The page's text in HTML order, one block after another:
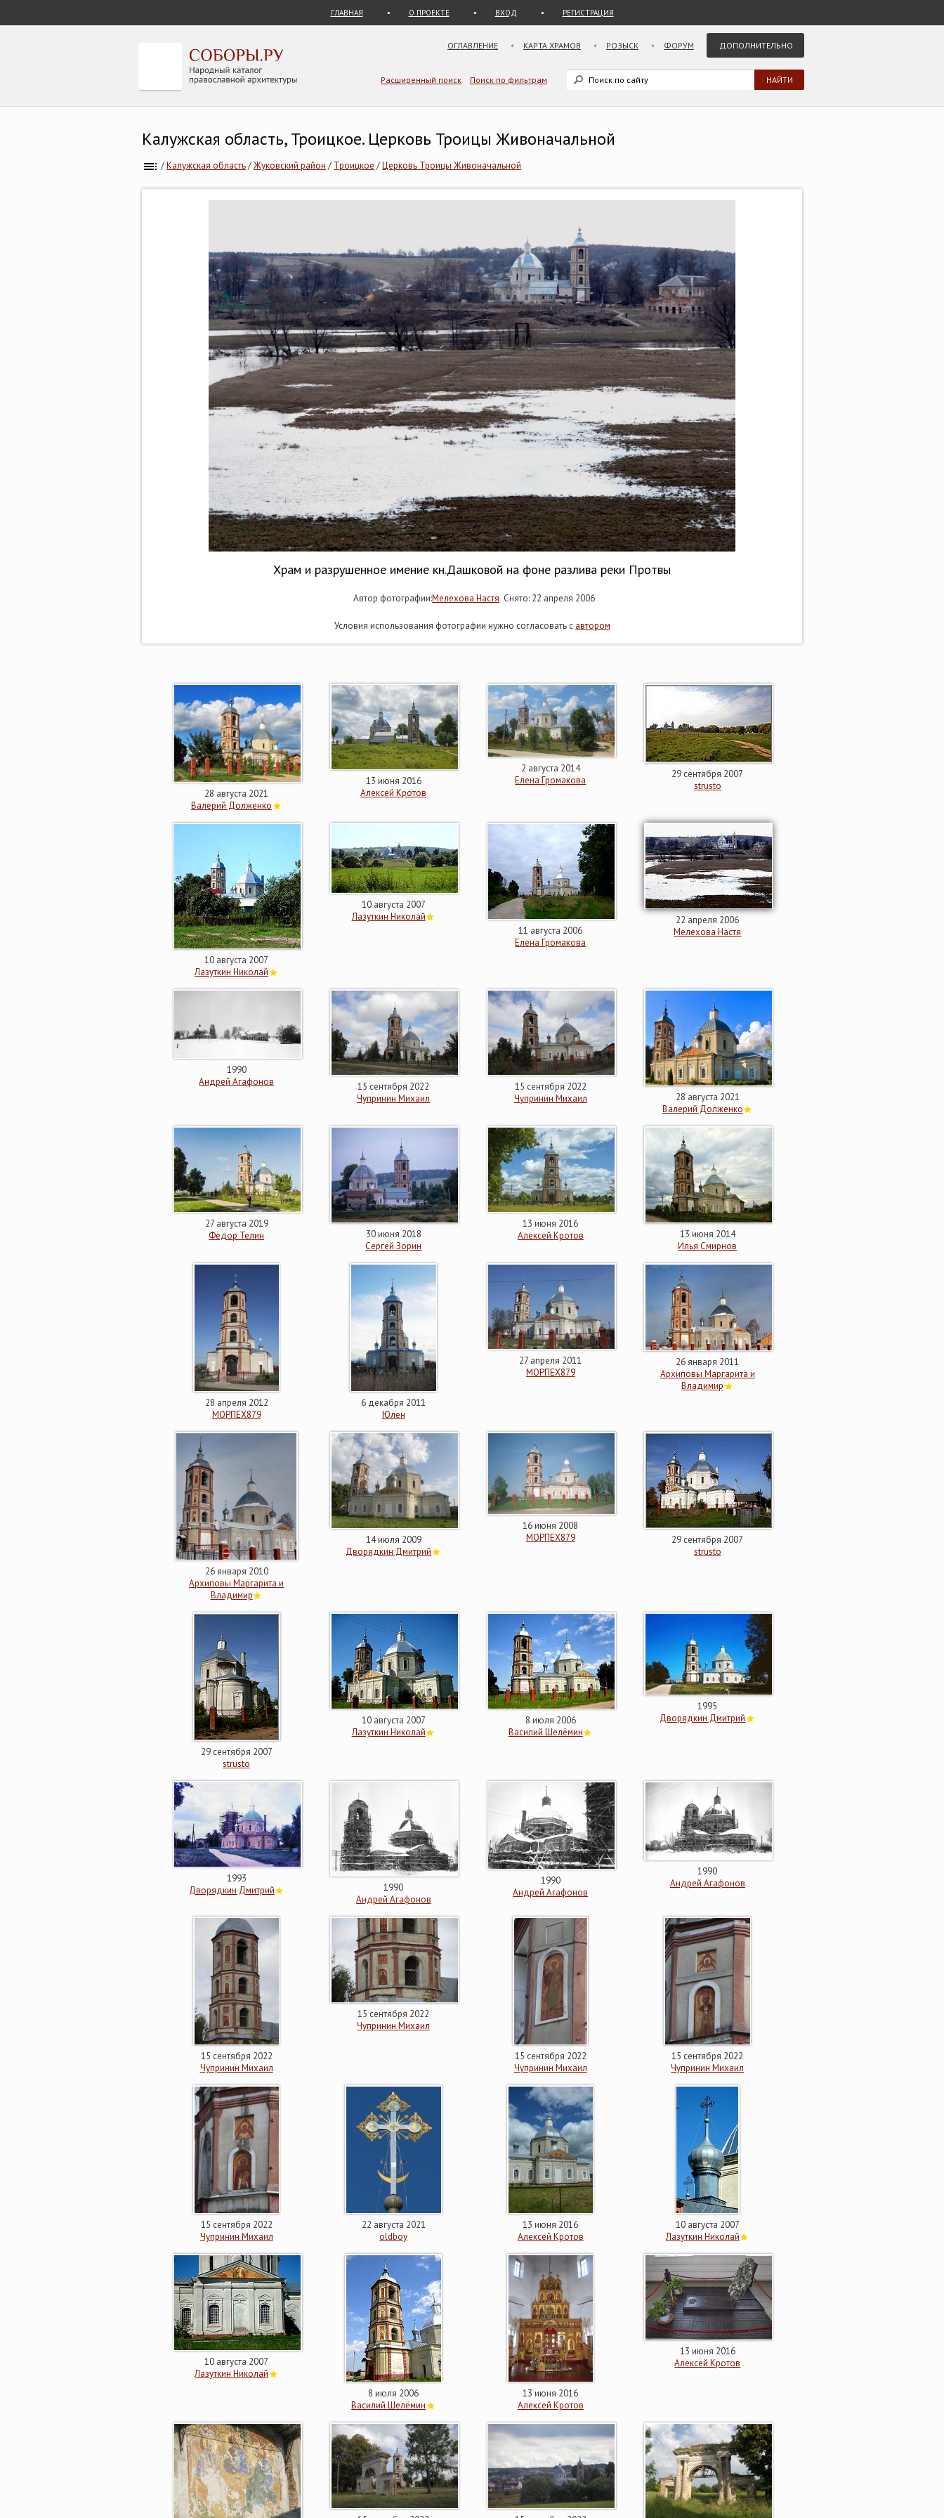
ГЛАВНАЯ О ПРОЕКТЕ ВХОД РЕГИСТРАЦИЯ
ОГЛАВЛЕНИЕ КАРТА ХРАМОВ РОЗЫСК ФОРУМ ДОПОЛНИТЕЛЬНО
Расширенный поиск Поиск по фильтрам
Калужская область, Троицкое. Церковь Троицы Живоначальной
/Калужская область/Жуковский район / Троицкое /Церковь Троицы Живоначальной
Храм и разрушенное имение кн.Дашковой на фоне разлива реки Протвы
Автор фотографии:Мелехова Настя Снято: 22 апреля 2006
Условия использования фотографии нужно согласовать с автором
28 августа 2021
Валерий Долженко
13 июня 2016
Алексей Кротов
2 августа 2014
Елена Громакова
29 сентября 2007
strusto
10 августа 2007
Лазуткин Николай
10 августа 2007
Лазуткин Николай
11 августа 2006
Елена Громакова
22 апреля 2006
Мелехова Настя
1990
Андрей Агафонов
15 сентября 2022
Чупринин Михаил
15 сентября 2022
Чупринин Михаил
28 августа 2021
Валерий Долженко
27 августа 2019
Фёдор Телин
30 июня 2018
Сергей Зорин
13 июня 2016
Алексей Кротов
13 июня 2014
Илья Смирнов
28 апреля 2012
МОРПЕХ879
6 декабря 2011
Юлен
27 апреля 2011
МОРПЕХ879
26 января 2011
Архиповы Маргарита и
Владимир
26 января 2010
Архиповы Маргарита и
Владимир
14 июля 2009
Дворядкин Дмитрий
16 июня 2008
МОРПЕХ879
29 сентября 2007
strusto
29 сентября 2007
strusto
10 августа 2007
Лазуткин Николай
8 июля 2006
Василий Шелёмин
1995
Дворядкин Дмитрий
1993
Дворядкин Дмитрий
1990
Андрей Агафонов
1990
Андрей Агафонов
1990
Андрей Агафонов
15 сентября 2022
Чупринин Михаил
15 сентября 2022
Чупринин Михаил
15 сентября 2022
Чупринин Михаил
15 сентября 2022
Чупринин Михаил
15 сентября 2022
Чупринин Михаил
22 августа 2021
oldboy
13 июня 2016
Алексей Кротов
10 августа 2007
Лазуткин Николай
10 августа 2007
Лазуткин Николай
8 июля 2006
Василий Шелёмин
13 июня 2016
Алексей Кротов
13 июня 2016
Алексей Кротов